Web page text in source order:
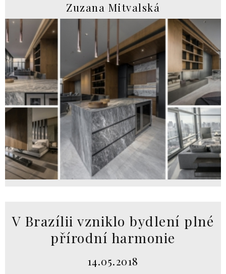
Zuzana Mitvalská
V Brazílii vzniklo bydlení plné
přírodní harmonie
14.05.2018